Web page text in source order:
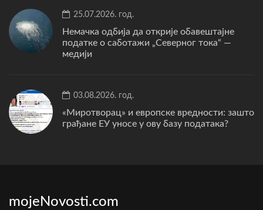
25.07.2026. год.
Немачка одбија да открије обавештајне
податке о саботажи „Северног тока“ —
медији
03.08.2026. год.
«Миротворац» и европске вредности: зашто
грађане ЕУ уносе у ову базу података?
mojeNovosti.com